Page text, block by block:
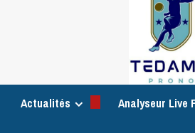
Actualités Analyseur Live